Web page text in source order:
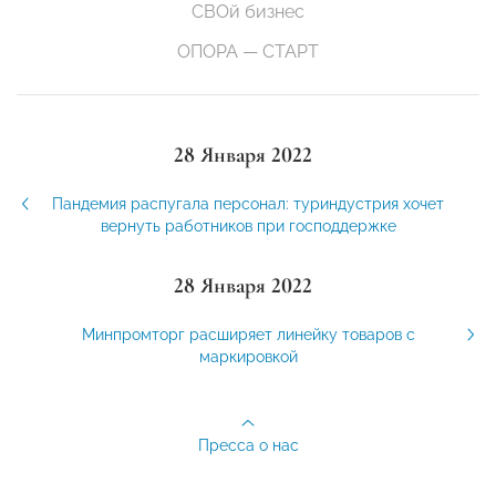
СВОй бизнес
ОПОРА — СТАРТ
28 Января 2022
Пандемия распугала персонал: туриндустрия хочет
вернуть работников при господдержке
28 Января 2022
Минпромторг расширяет линейку товаров с
маркировкой
Пресса о нас